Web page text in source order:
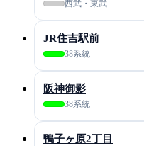
西武・東武
JR住吉駅前
38系統
阪神御影
38系統
鴨子ヶ原2丁目